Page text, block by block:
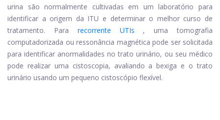
urina são normalmente cultivadas em um laboratório para
identificar a origem da ITU e determinar o melhor curso de
tratamento. Para
recorrente UTIs
, uma tomografia
computadorizada ou ressonância magnética pode ser solicitada
para identificar anormalidades no trato urinário, ou seu médico
pode realizar uma cistoscopia, avaliando a bexiga e o trato
urinário usando um pequeno cistoscópio flexível.